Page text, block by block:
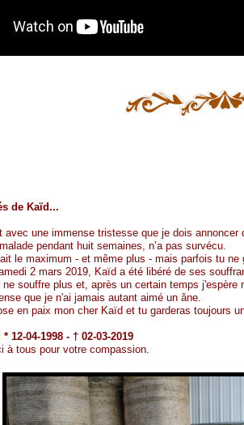
de Kaïd...
avec une immense tristesse que je dois
pendant huit semaines, n’a pas survécu.
le maximum - et même plus - mais parfois tu ne
2 mars 2019, Kaïd a été libéré de ses
ne souffre plus et, après un certain temps j'espère
que je n'ai jamais autant aimé un âne.
en paix mon cher Kaïd et tu garderas toujours
* 12-04-1998 - † 02-03-2019
à tous pour votre compassion.